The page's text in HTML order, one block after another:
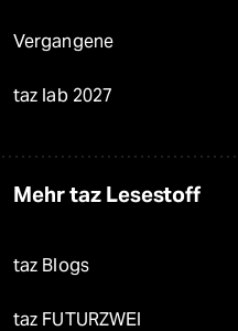
Vergangene
taz lab 2027
Mehr taz Lesestoff
taz Blogs
taz FUTURZWEI